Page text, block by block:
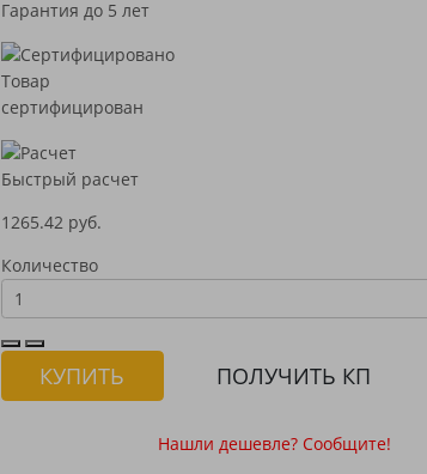
Гарантия до 5 лет
Товар
сертифицирован
Быстрый расчет
1265.42 руб.
Количество
КУПИТЬ ПОЛУЧИТЬ КП
Нашли дешевле? Сообщите!